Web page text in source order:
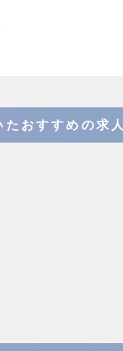
おすすめの求人